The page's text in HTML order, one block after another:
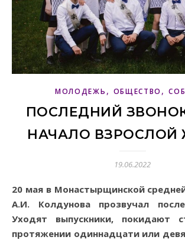
МОЛОДЕЖЬ , ОБЩЕСТВО ,
ПОСЛЕДНИЙ
НАЧАЛО ВЗРОСЛОЙ
19.06.2022
20 мая в Монастырщинской средней школе имени
А.И. Колдунова прозвучал
Уходят выпускники, покидают
протяжении одиннадцати или